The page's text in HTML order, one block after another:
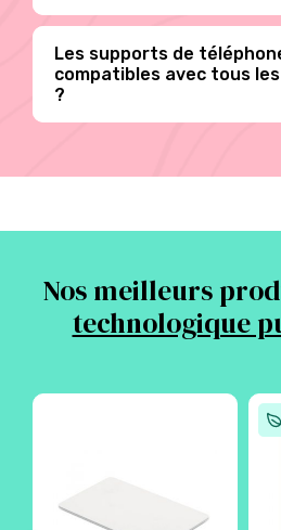
Les supports de
compatibles avec tous
?
Nos meilleurs
technologique